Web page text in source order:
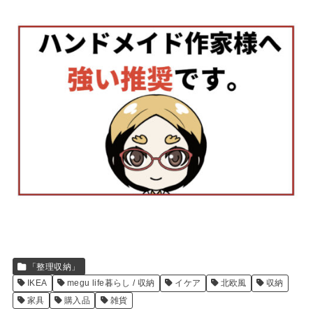
「整理収納」
IKEA
megu life暮らし / 収納 イケア 北欧風
収納
家具
購入品 雑貨